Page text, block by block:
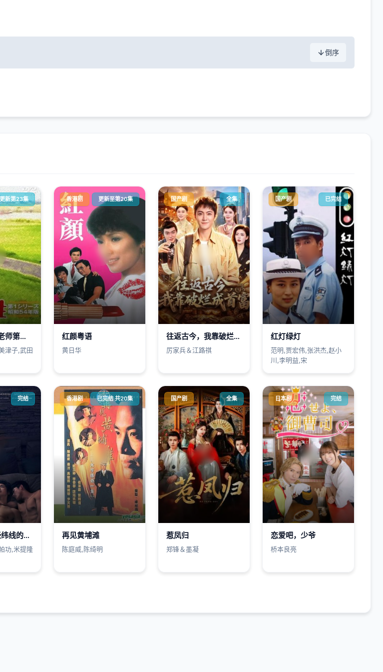
倒序
更新第23集
3年B班金八老师第一季
津子,武田
香港剧 更新至第20集
红颜粤语
黄日华
国产剧 全集
往返古今，我靠破烂成首富
厉家兵＆江路祺
国产剧 已完结
红灯绿灯
范明,贾宏伟,张洪杰,赵小
川,李明益,宋
完结
穿过180度经纬线的拥抱
功,米提隆
香港剧 已完结 共20集
再见黄埔滩
陈庭威,陈绮明
国产剧 全集
惹凤归
郑锋＆墨凝
日本剧 完结
恋爱吧，少爷
桥本良亮